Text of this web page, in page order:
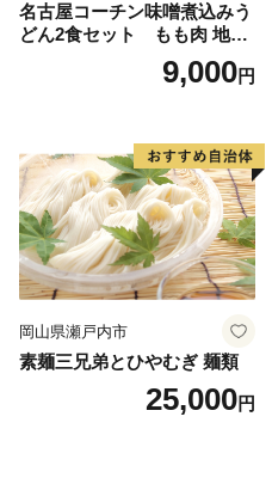
名古屋コーチン味噌煮込みう
どん2食セット もも肉 地鶏
9,000円
岡山県瀬戸内市
素麺三兄弟とひやむぎ 麺類
25,000円